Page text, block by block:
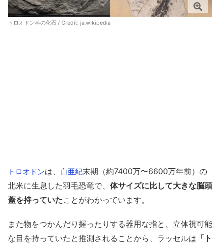
トロオドン科の化石 / Credit: ja.wikipedia
トロオドンは、 白亜紀末期（約7400万〜6600万年前）の
北米に生息した羽毛恐竜で、 体サイズに比して大きな脳頭
蓋を持っていたことがわかっています。
また物をつかんだり握ったりする器用な指と、立体視可能
な目を持っていたと推測されることから、ラッセルは 「ト